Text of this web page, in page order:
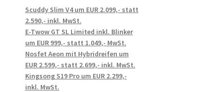
Scuddy Slim V4 um EUR 2.099,- statt
2.590,- inkl. MwSt.
E-Twow GT SL Limited inkl. Blinker
um EUR 999,- statt 1.049,- MwSt.
Nosfet Aeon mit Hybridreifen um
EUR 2.599,- statt 2.699,- inkl. MwSt.
Kingsong S19 Pro um EUR 2.299,-
inkl. MwSt.